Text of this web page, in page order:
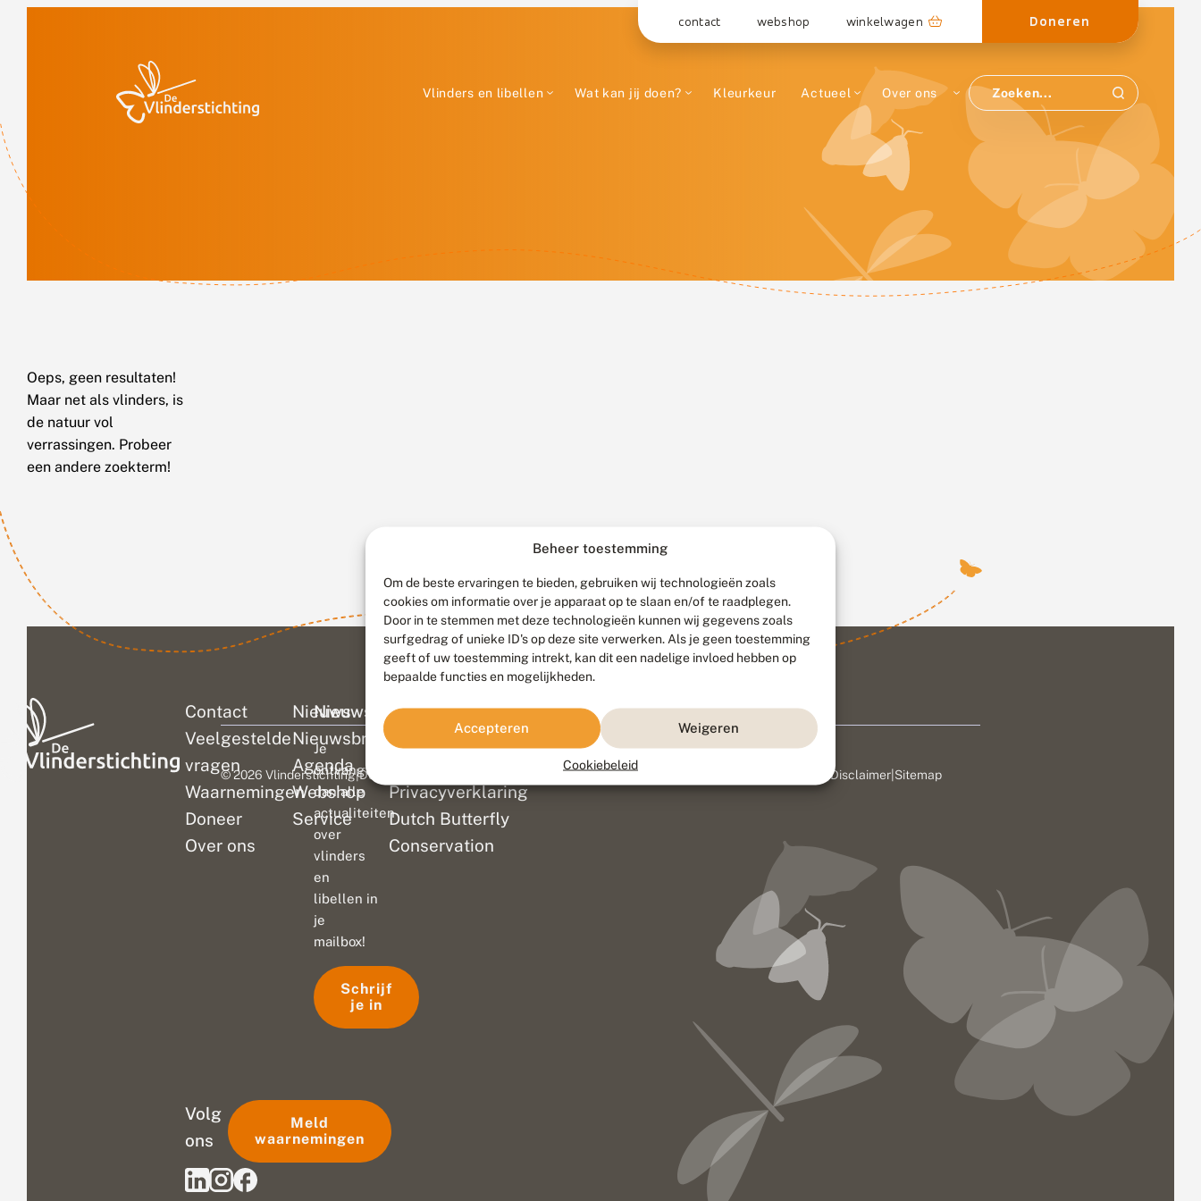
Beheer toestemming
Om de beste ervaringen te bieden, gebruiken wij technologieën zoals
cookies om informatie over je apparaat op te slaan en/of te raadplegen.
Door in te stemmen met deze technologieën kunnen wij gegevens zoals
surfgedrag of unieke ID's op deze site verwerken. Als je geen toestemming
geeft of uw toestemming intrekt, kan dit een nadelige invloed hebben op
bepaalde functies en mogelijkheden.
Accepteren Weigeren
Cookiebeleid
contact webshop winkelwagen Doneren
Vlinders en libellen Wat kan jij doen? Kleurkeur Actueel Over ons
Oeps, geen resultaten!
Maar net als vlinders, is
de natuur vol
verrassingen. Probeer
een andere zoekterm!
Contact
Veelgestelde
vragen
Waarnemingen
Doneer
Over ons
Nieuws
Nieuwsbrief
Agenda
Webshop
Service
Colofon
Disclaimer
Privacyverklaring
Dutch Butterfly
Conservation
Nieuwsbrief
Je
ontvangt
dan alle
actualiteiten
over
vlinders
en
libellen in
je
mailbox!
Schrijf
je in
Volg
ons
Meld
waarnemingen
© 2026 Vlinderstichting|Duurzaam ontwikkeld door Go2People, ontworpen door Disclaimer Sitemap